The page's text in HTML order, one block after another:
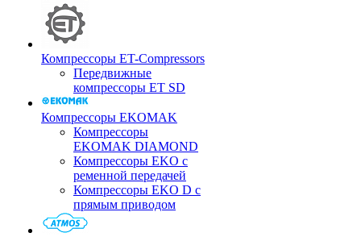
Компрессоры ET-Compressors
Передвижные
компрессоры ET SD
Компрессоры EKOMAK
Компрессоры
EKOMAK DIAMOND
Компрессоры EKO c
ременной передачей
Компрессоры EKO D с
прямым приводом